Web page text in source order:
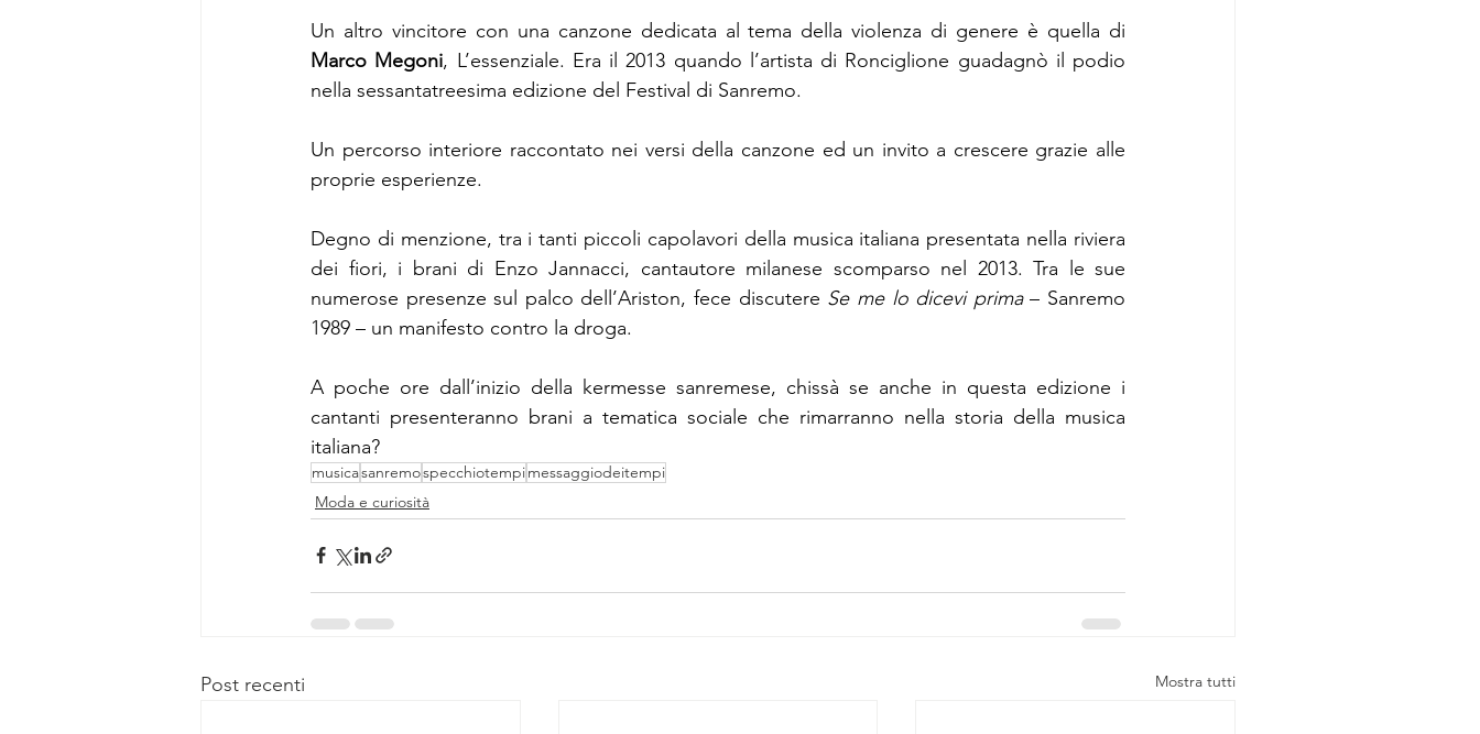
Marco Megoni, L’essenziale. Era il 2013 quando l’artista di Ronciglione guadagnò il podio
nella sessantatreesima edizione del Festival di Sanremo.
Un percorso interiore raccontato nei versi della canzone ed un invito a crescere grazie alle
proprie esperienze.
Degno di menzione, tra i tanti piccoli capolavori della musica italiana presentata nella riviera
dei fiori, i brani di Enzo Jannacci, cantautore milanese scomparso nel 2013. Tra le sue
numerose presenze sul palco dell’Ariston, fece discutere Se me lo dicevi prima – Sanremo
1989 – un manifesto contro la droga.
A poche ore dall’inizio della kermesse sanremese, chissà se anche in questa edizione i
cantanti presenteranno brani a tematica sociale che rimarranno nella storia della musica
italiana?
musicasanremospecchiotempimessaggiodeitempi
Moda e curiosità
Post recenti Mostra tutti